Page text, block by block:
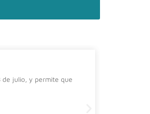
de julio, y permite que